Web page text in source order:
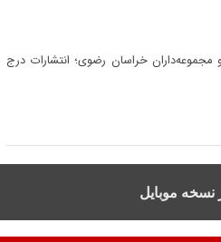
کتاب موزه‌ها و مجموعه‌داران خراسان رضوی؛ انتشارات درج
نسخه موبایل